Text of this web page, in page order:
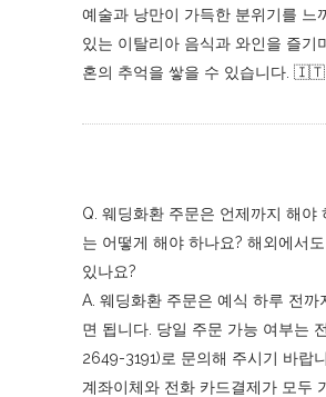
예술과 낭만이 가득한 분위기를 느
있는 이탈리아 음식과 와인을 즐기
혼의 추억을 쌓을 수 있습니다. 🇮🇹
Q. 웨딩화환 주문은 언제까지 해야
는 어떻게 해야 하나요? 해외에서
있나요?
A. 웨딩화환 주문은 예식 하루 전까
면 됩니다. 당일 주문 가능 여부는
2649-3191)로 문의해 주시기 바랍
계좌이체와 전화 카드결제가 모두